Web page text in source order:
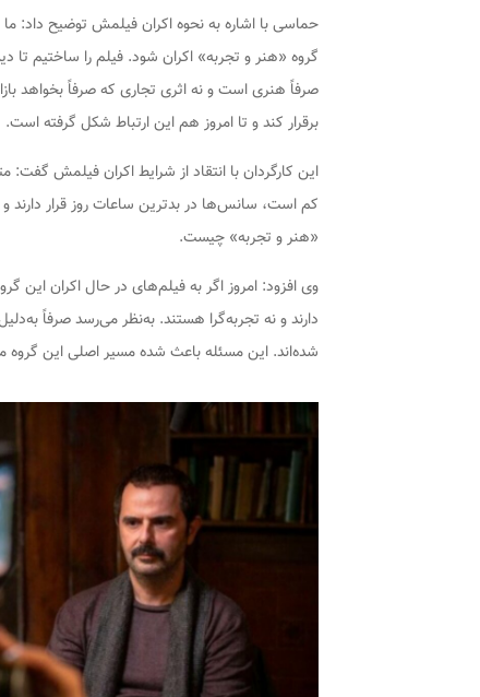
حماسی با اشاره به نحوه اکران فیلمش توضیح داد:
گروه «هنر و تجربه» اکران شود. فیلم را ساختیم
صرفاً هنری است و نه اثری تجاری که صرفاً بخواهد
برقرار کند و تا امروز هم این ارتباط شکل گرفته است.
این کارگردان با انتقاد از شرایط اکران فیلمش
کم است، سانس‌ها در بدترین ساعات روز قرار
«هنر و تجربه» چیست.
وی افزود: امروز اگر به فیلم‌های در حال اکران این
دارند و نه تجربه‌گرا هستند. به‌نظر می‌رسد صرفاً
شده‌اند. این مسئله باعث شده مسیر اصلی این